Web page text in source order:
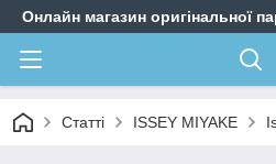
Онлайн магазин оригінальної
Статті ISSEY MIYAKE